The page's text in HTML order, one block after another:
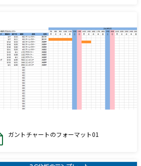
ガントチャートのフォーマット01